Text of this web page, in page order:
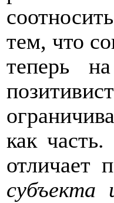
тем, что
теперь
как
отличает
субъекта